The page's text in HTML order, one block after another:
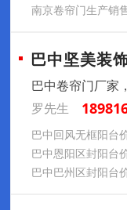
南京卷帘门生产销
巴中坚美装
巴中卷帘门厂家
罗先生
巴中回风无框阳台
巴中恩阳区封阳台
巴中巴州区封阳台